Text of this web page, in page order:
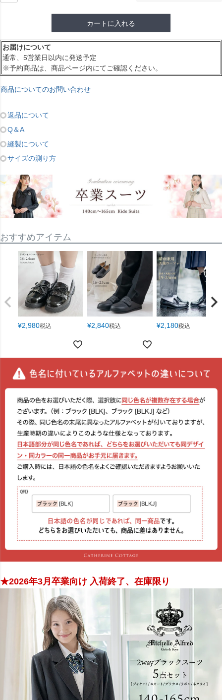
カートに入れる
お届けについて
通常、5営業日以内に発送予定
※予約商品は、商品ページ内にてご確認ください。
商品についてのお問い合わせ
返品について
Q＆A
縫製について
サイズの測り方
おすすめアイテム
¥2,980税込 ¥2,840税込 ¥2,180税込
★2026年3月卒業向け 入荷終了、在庫限り